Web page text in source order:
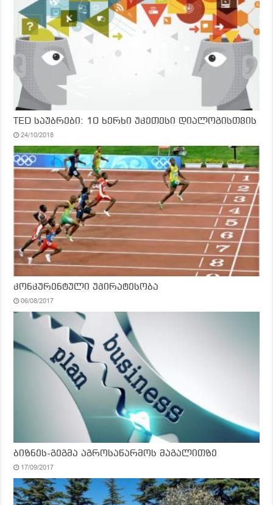
TED საუბრები: 10 ხერხი უკეთესი დიალოგისთვის
24/10/2018
კონკურენტული უპირატესობა
06/08/2017
ბიზნეს-გეგმა აგროსაწარმოს მაგალითზე
17/09/2017